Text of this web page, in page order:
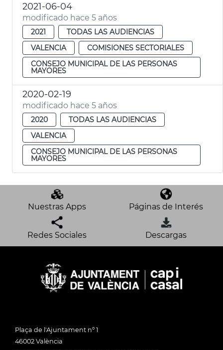
2021-06-04
modificado hace 5 años
2021
TODAS LAS AUDIENCIAS
VALENCIA
COMISIONES SECTORIALES
CONSEJO MUNICIPAL DE LAS PERSONAS
MAYORES
2020-02-19
modificado hace 5 años
2020
TODAS LAS AUDIENCIAS
VALENCIA
CONSEJO MUNICIPAL DE LAS PERSONAS
MAYORES
Nuestras Apps Páginas de Interés
Redes Sociales Descargas
Plaça de l'Ajuntament nº 1
46002 València